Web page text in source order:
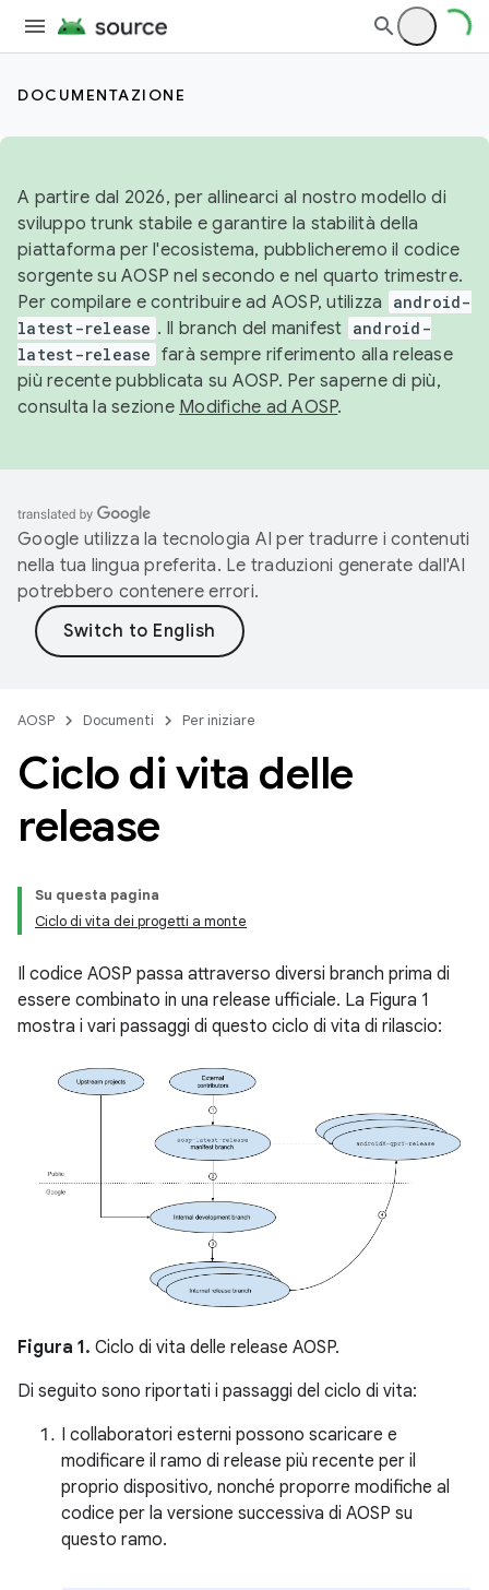
DOCUMENTAZIONE
A partire dal 2026, per allinearci al nostro modello di
sviluppo trunk stabile e garantire la stabilità della
piattaforma per l'ecosistema, pubblicheremo il codice
sorgente su AOSP nel secondo e nel quarto trimestre.
Per compilare e contribuire ad AOSP, utilizza
android-
latest-release . Il branch del manifest android-
latest-release farà sempre riferimento alla release
più recente pubblicata su AOSP. Per saperne di più,
consulta la sezione Modifiche ad AOSP.
Google utilizza la tecnologia AI per tradurre i contenuti
nella tua lingua preferita. Le traduzioni generate dall'AI
potrebbero contenere errori.
AOSP Documenti Per iniziare
Ciclo di vita delle
release
Su questa pagina
Ciclo di vita dei progetti a monte
Il codice AOSP passa attraverso diversi branch prima di
essere combinato in una release ufficiale. La Figura 1
mostra i vari passaggi di questo ciclo di vita di rilascio:
Figura 1. Ciclo di vita delle release AOSP.
Di seguito sono riportati i passaggi del ciclo di vita:
I collaboratori esterni possono scaricare e
modificare il ramo di release più recente per il
proprio dispositivo, nonché proporre modifiche al
codice per la versione successiva di AOSP su
questo ramo.